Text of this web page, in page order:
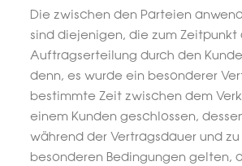
Die zwischen den Parteien
sind diejenigen, die zum Zeitpunkt
Auftragserteilung durch den
denn, es wurde ein besonderer
bestimmte Zeit zwischen dem
einem Kunden geschlossen,
während der Vertragsdauer und zu
besonderen Bedingungen gelten,